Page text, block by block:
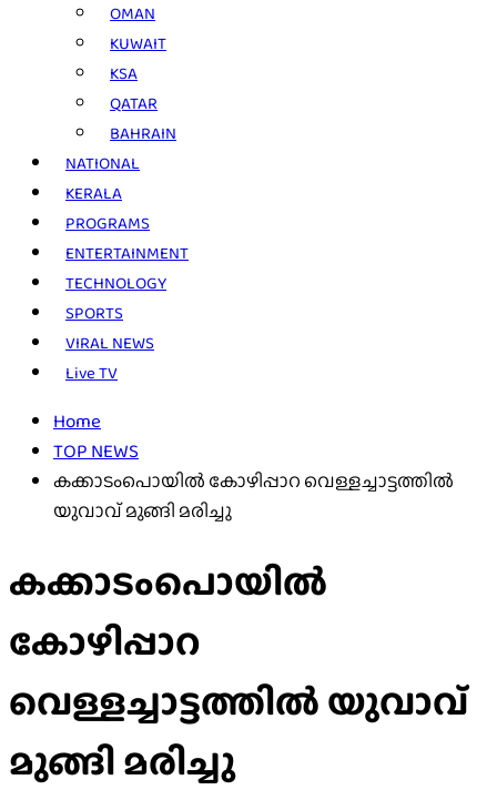
OMAN
KUWAIT
KSA
QATAR
BAHRAIN
NATIONAL
KERALA
PROGRAMS
ENTERTAINMENT
TECHNOLOGY
SPORTS
VIRAL NEWS
Live TV
Home
TOP NEWS
കക്കാടംപൊയിൽ കോഴിപ്പാറ വെള്ളച്ചാട്ടത്തിൽ
യുവാവ് മുങ്ങി മരിച്ചു
കക്കാടംപൊയിൽ
കോഴിപ്പാറ
വെള്ളച്ചാട്ടത്തിൽ യുവാവ്
മുങ്ങി മരിച്ചു